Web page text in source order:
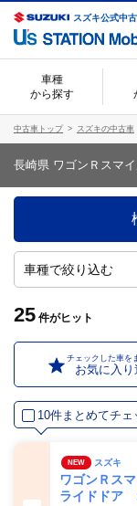
スズキ公式中
車種
から探す
中古車トップ スズキの中古車
長崎県 ワゴンＲスマ
車種で絞り込む
25 件がヒット
チェックした車を
お気に入り
10件まとめてチェ
NEW スズキ
ワゴンＲス
ライドドア